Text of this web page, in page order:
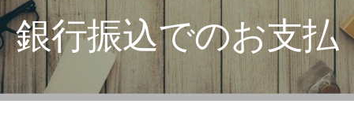
サービス
コンテンツ
講師紹介
銀行振込でのお支払